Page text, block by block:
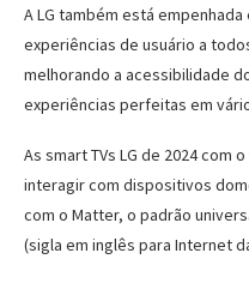
A LG também está
experiências de usuário a
melhorando a acessibilidade
experiências perfeitas em
As smart TVs LG de 2024 com
interagir com dispositivos
com o Matter, o padrão
(sigla em inglês para Internet